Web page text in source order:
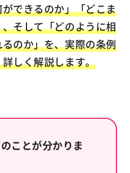
できるのか」「どこま
そして「どのように相
のか」を、実際の条例
しく解説します。
ことが分かりま